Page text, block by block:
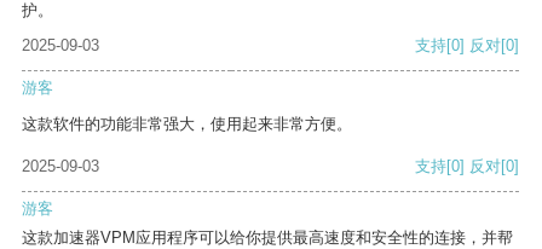
护。
2025-09-03
支持[0] 反对[0]
游客
这款软件的功能非常强大，使用起来非常方便。
2025-09-03 支持[0] 反对[0]
游客
这款加速器VPM应用程序可以给你提供最高速度和安全性的连接，并帮